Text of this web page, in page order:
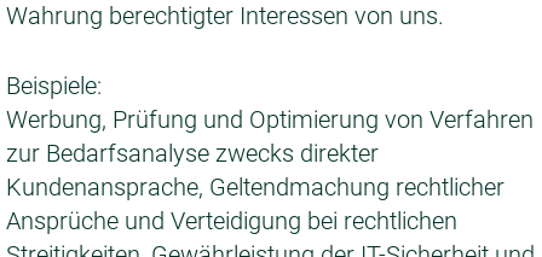
Wahrung berechtigter Interessen von uns.
Beispiele:
Werbung, Prüfung und Optimierung von Verfahren
zur Bedarfsanalyse zwecks direkter
Kundenansprache, Geltendmachung rechtlicher
Ansprüche und Verteidigung bei rechtlichen